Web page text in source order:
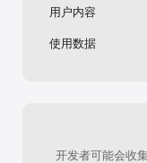
验感拉满。
用户内容
使用数据
开发者可能会收